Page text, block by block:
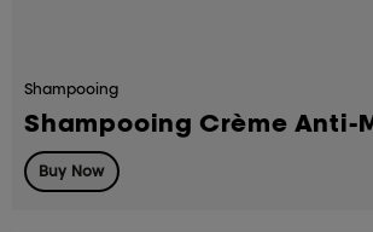
Shampooing
Shampooing Crème Anti-
Buy Now